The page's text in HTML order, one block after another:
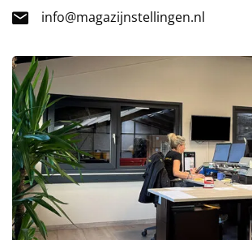
info@magazijnstellingen.nl